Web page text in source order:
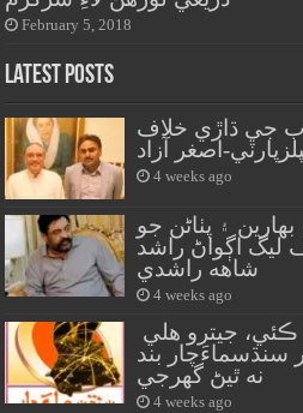
February 5, 2018
Latest Posts
جي ڌاڙي خلاف
اصغر آزاد
4 weeks ago
۽ پٺاڻن جو
ليگ اڳواڻ راشد
شاهه راشدي
4 weeks ago
سنڌسماءَچار بند
نه ٿيڻ گهرجي
4 weeks ago